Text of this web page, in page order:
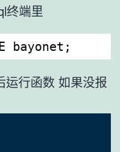
终端里
bayonet;
运行函数 如果没报